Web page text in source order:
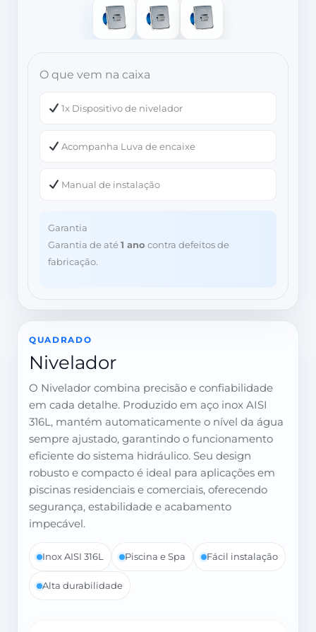
O que vem na caixa
1x Dispositivo de nivelador
Acompanha Luva de encaixe
Manual de instalação
Garantia
Garantia de até1 ano contra defeitos de
fabricação.
QUADRADO
Nivelador
O Nivelador combina precisão e confiabilidade
em cada detalhe. Produzido em aço inox AISI
316L, mantém automaticamente o nível da água
sempre ajustado, garantindo o funcionamento
eficiente do sistema hidráulico. Seu design
robusto e compacto é ideal para aplicações em
piscinas residenciais e comerciais, oferecendo
segurança, estabilidade e acabamento
impecável.
Inox AISI 316L Piscina e Spa Fácil instalação
Alta durabilidade